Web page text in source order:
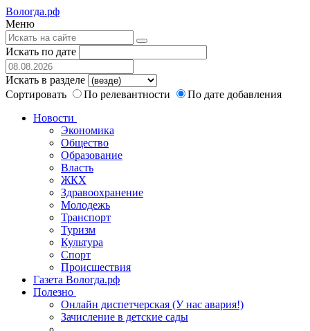
Вологда.рф
Меню
Искать по дате
Искать в разделе
Сортировать
По релевантности
По дате добавления
Новости
Экономика
Общество
Образование
Власть
ЖКХ
Здравоохранение
Молодежь
Транспорт
Туризм
Культура
Спорт
Происшествия
Газета Вологда.рф
Полезно
Онлайн диспетчерская (У нас авария!)
Зачисление в детские сады